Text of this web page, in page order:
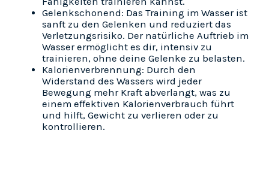
Gelenkschonend: Das Training im Wasser ist
sanft zu den Gelenken und reduziert das
Verletzungsrisiko. Der natürliche Auftrieb im
Wasser ermöglicht es dir, intensiv zu
trainieren, ohne deine Gelenke zu belasten.
Kalorienverbrennung: Durch den
Widerstand des Wassers wird jeder
Bewegung mehr Kraft abverlangt, was zu
einem effektiven Kalorienverbrauch führt
und hilft, Gewicht zu verlieren oder zu
kontrollieren.